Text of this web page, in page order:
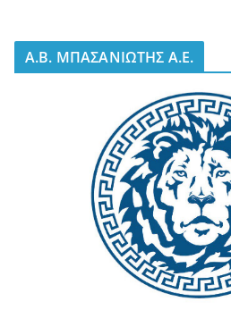
A.B. ΜΠΑΣΑΝΙΩΤΗΣ Α.Ε.